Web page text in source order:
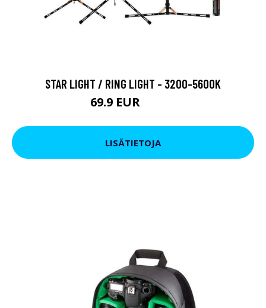
STAR LIGHT / RING LIGHT - 3200-5600K
69.9 EUR
LISÄTIETOJA